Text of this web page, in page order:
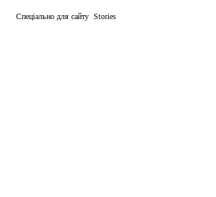
Спеціально для сайту Stories